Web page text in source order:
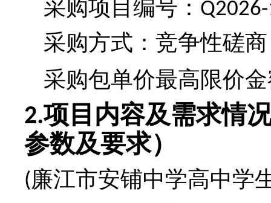
采购项目编号：
采购方式：竞争性磋商
采购包单价最高限价
2.项目内容及需求情
参数及要求）
(廉江市安铺中学高中学